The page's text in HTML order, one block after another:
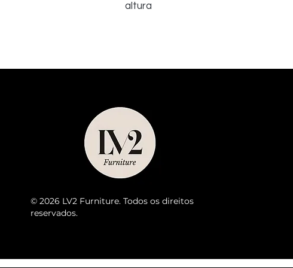
altura
© 2026 LV2 Furniture. Todos os direitos
reservados.